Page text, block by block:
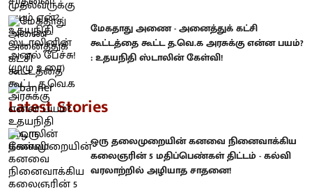
மேகதாது அணை - அனைத்துக் கட்சி
கூட்டத்தை கூட்ட த.வெ.க அரசுக்கு என்ன பயம்?
: உதயநிதி ஸ்டாலின் கேள்வி!
Latest Stories
ஒரு தலைமுறையின் கனவை நினைவாக்கிய
கலைஞரின் 5 மதிப்பெண்கள் திட்டம் - கல்வி
வரலாற்றில் அழியாத சாதனை!